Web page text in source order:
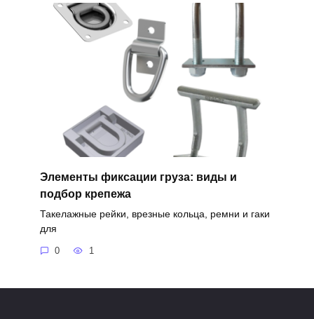
Элементы фиксации груза: виды и
подбор крепежа
Такелажные рейки, врезные кольца, ремни и гаки
для
0 1